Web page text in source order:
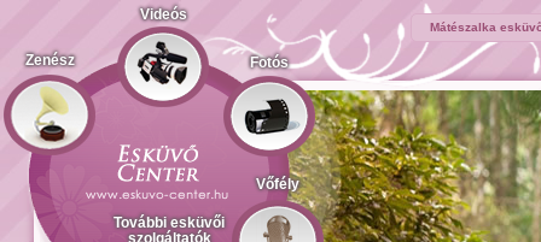
Mátészalka
Zenész
Videós
Fotós
Vőfély
További esküvői
szolgáltatók